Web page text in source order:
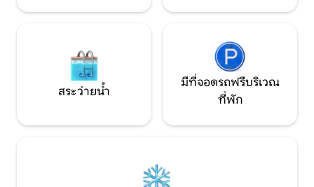
สระว่ายน้ำ
มีที่จอดรถฟรีบริเวณ
ที่พัก